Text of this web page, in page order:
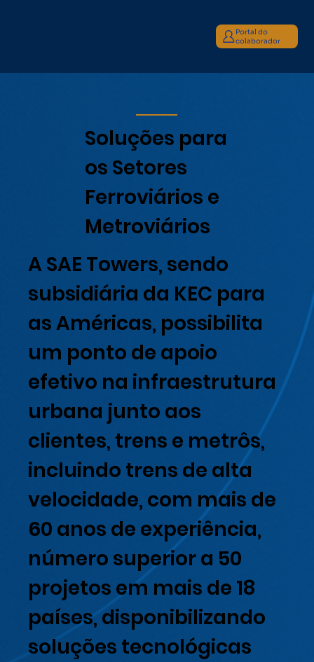
Portal do
colaborador
A SAE Towers, sendo
subsidiária da KEC para
as Américas, possibilita
um ponto de apoio
efetivo na infraestrutura
urbana junto aos
clientes, trens e metrôs,
incluindo trens de alta
velocidade, com mais de
60 anos de experiência,
número superior a 50
projetos em mais de 18
países, disponibilizando
soluções tecnológicas
Soluções para
os Setores
Ferroviários e
Metroviários